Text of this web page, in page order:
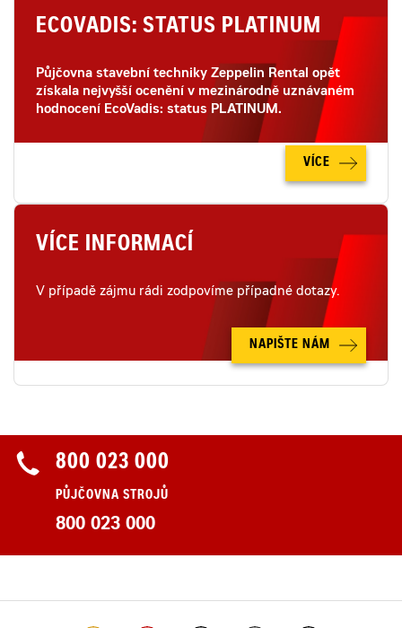
ECOVADIS: STATUS PLATINUM
Půjčovna stavební techniky Zeppelin Rental opět
získala nejvyšší ocenění v mezinárodně uznávaném
hodnocení EcoVadis: status PLATINUM.
VÍCE
VÍCE INFORMACÍ
V případě zájmu rádi zodpovíme případné dotazy.
NAPIŠTE NÁM
800 023 000
PŮJČOVNA STROJŮ
800 023 000